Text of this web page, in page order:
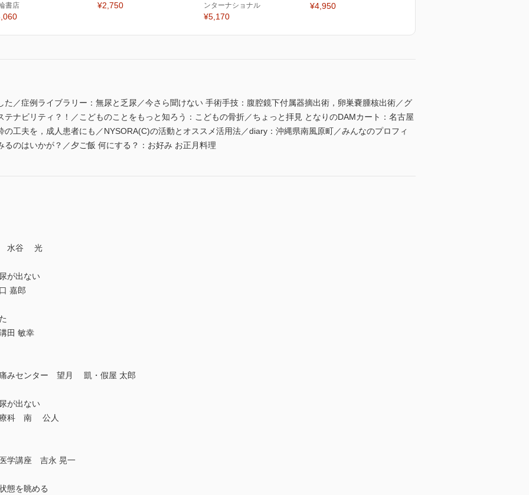
書店
¥2,750
ンターナショナル
¥5,170
¥4,950
た／症例ライブラリー：無尿と乏尿／今さら聞けない 手術手技：腹腔鏡下付属器摘出術，卵巣嚢腫核出術／グ
ナビリティ？！／こどものことをもっと知ろう：こどもの骨折／ちょっと拝見 となりのDAMカート：名古屋
工夫を，成人患者にも／NYSORA(C)の活動とオススメ活用法／diary：沖縄県南風原町／みんなのプロフィ
のはいかが？／夕ご飯 何にする？：お好み お正月料理
水谷 光
が出ない
嘉郎
田 敏幸
痛みセンター 望月 凱・假屋 太郎
が出ない
療科 南 公人
学講座 吉永 晃一
態を眺める